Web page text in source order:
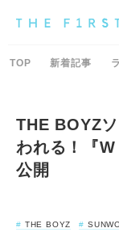
TOP 新着記事
THE BOYZ
われる！『
公開
THE BOYZ